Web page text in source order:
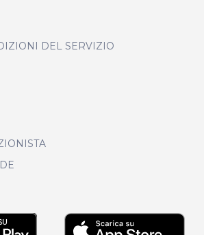
DEL SERVIZIO